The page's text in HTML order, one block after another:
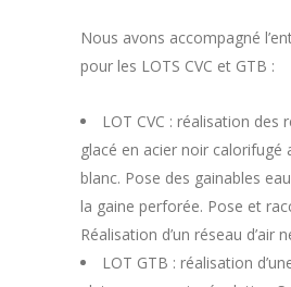
Nous avons accompagné
pour les LOTS CVC et GTB :
LOT CVC : réalisation des
glacé en acier noir calorifugé
blanc. Pose des gainables
la gaine perforée. Pose et
Réalisation d’un réseau d’air
LOT GTB : réalisation